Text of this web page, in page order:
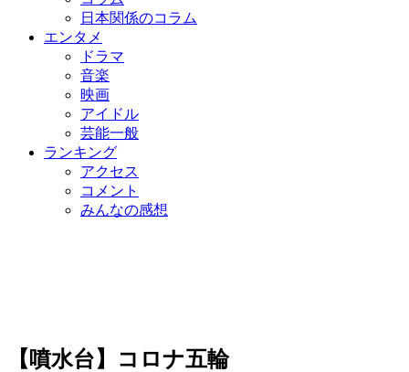
日本関係のコラム
エンタメ
ドラマ
音楽
映画
アイドル
芸能一般
ランキング
アクセス
コメント
みんなの感想
【噴水台】コロナ五輪